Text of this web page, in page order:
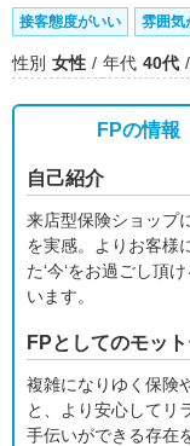
接客態度がいい 雰囲気
性別 女性 年代 40代
FPの情報
自己紹介
来店型保険ショップ
を実感。よりお客様
た‘今‘をお過ごし頂
います。
FPとしてのモッ
複雑になりゆく保険
と、より安心してリ
手伝いができる存在